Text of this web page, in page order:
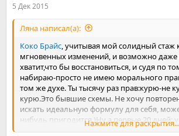
5 Дек 2015
Ляна написал(а):
Коко Брайс , учитывая мой солидный стаж
мгновенных изменений, и возможно даже
хватит,что бы восстановиться, и судя по
набираю-просто не имею морального
том же духе. Ты тысячу раз прав:курю-не
курю.Это бывшие схемы. Не хочу
искать идеальную формулу для себя,
нибудь пригодится.)Ну а первые 20 дней:
кого то плюшки...как то так!)
Нажмите для раскрытия...